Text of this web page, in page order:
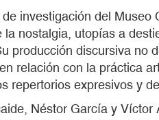
investigación del
nostalgia, utopías a
producción discursiva
relación con la práctica
repertorios expresivos y
Néstor García y